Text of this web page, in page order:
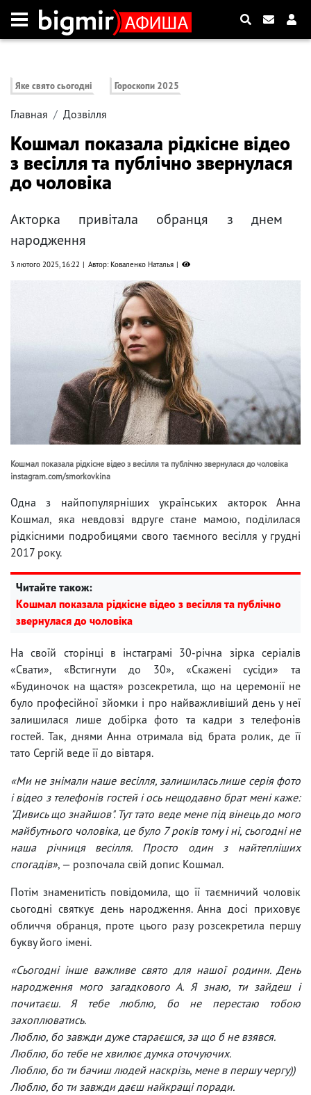
Яке свято сьогодні Гороскопи 2025
Главная Дозвілля
Кошмал показала рідкісне відео
з весілля та публічно звернулася
до чоловіка
Акторка привітала обранця з днем ​​
народження
3 лютого 2025, 16:22 Автор: Коваленко Наталья
Кошмал показала рідкісне відео з весілля та публічно звернулася до чоловіка
instagram.com/smorkovkina
Одна з найпопулярніших українських акторок Анна
Кошмал, яка невдовзі вдруге стане мамою, поділилася
рідкісними подробицями свого таємного весілля у грудні
2017 року.
Читайте також:
Кошмал показала рідкісне відео з весілля та публічно
звернулася до чоловіка
На своїй сторінці в інстаграмі 30-річна зірка серіалів
«Свати», «Встигнути до 30», «Скажені сусіди» та
«Будиночок на щастя» розсекретила, що на церемонії не
було професійної зйомки і про найважливіший день у неї
залишилася лише добірка фото та кадри з телефонів
гостей. Так, днями Анна отримала від брата ролик, де її
тато Сергій веде її до вівтаря.
«Ми не знімали наше весілля, залишилась лише серія фото
і відео з телефонів гостей і ось нещодавно брат мені каже:
"Дивись що знайшов". Тут тато веде мене під вінець до мого
майбутнього чоловіка, це було 7 років тому і ні, сьогодні не
наша річниця весілля. Просто один з найтепліших
спогадів», — розпочала свій допис Кошмал.
Потім знаменитість повідомила, що її таємничий чоловік
сьогодні святкує день народження. Анна досі приховує
обличчя обранця, проте цього разу розсекретила першу
букву його імені.
«Сьогодні інше важливе свято для нашої родини. День
народження мого загадкового А. Я знаю, ти зайдеш і
почитаєш. Я тебе люблю, бо не перестаю тобою
захоплюватись.
Люблю, бо завжди дуже стараєшся, за що б не взявся.
Люблю, бо тебе не хвилює думка оточуючих.
Люблю, бо ти бачиш людей наскрізь, мене в першу чергу))
Люблю, бо ти завжди даєш найкращі поради.